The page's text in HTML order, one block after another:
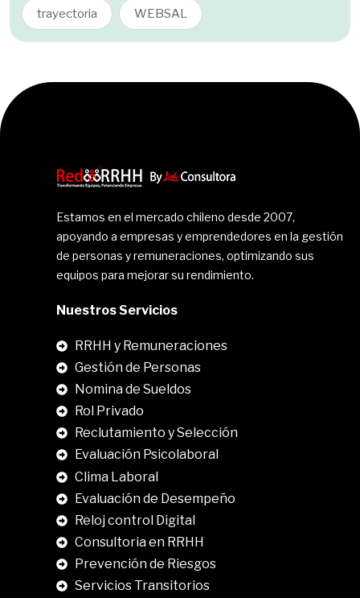
trayectoria WEBSAL
Estamos en el mercado chileno desde 2007,
apoyando a empresas y emprendedores en la gestión
de personas y remuneraciones, optimizando sus
equipos para mejorar su rendimiento.
Nuestros Servicios
RRHH y Remuneraciones
Gestión de Personas
Nomina de Sueldos
Rol Privado
Reclutamiento y Selección
Evaluación Psicolaboral
Clima Laboral
Evaluación de Desempeño
Reloj control Digital
Consultoria en RRHH
Prevención de Riesgos
Servicios Transitorios